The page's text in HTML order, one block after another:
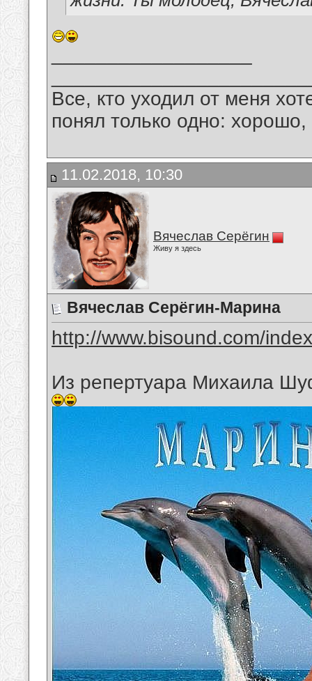
Все, кто уходил от меня
понял только одно:
11.02.2018, 10:30
Вячеслав Серёгин
Живу я здесь
Вячеслав Серёгин-Марина
http://www.bisound.com/
Из репертуара Михаила